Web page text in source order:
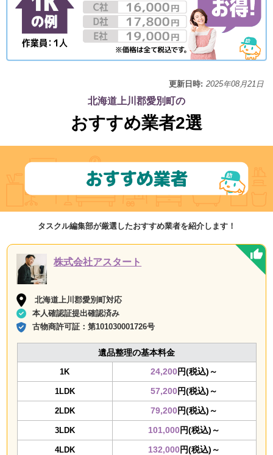
更新日時: 2025年08月21日
北海道上川郡愛別町の
おすすめ業者2選
タスクル編集部が厳選したおすすめ業者を紹介します！
株式会社アスタート
北海道上川郡愛別町対応
本人確認証提出確認済み
古物商許可証：第101030001726号
遺品整理の基本料金
1K 24,200円(税込)～
1LDK 57,200円(税込)～
2LDK 79,200円(税込)～
3LDK 101,000円(税込)～
4LDK 132,000円(税込)～